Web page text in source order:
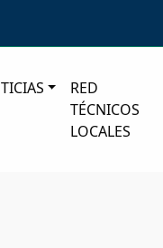
RED
TÉCNICOS
LOCALES